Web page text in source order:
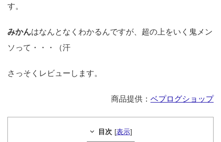
す。
みかんはなんとなくわかるんですが、超の上をいく鬼メン
ソって・・・（汗
さっそくレビューします。
商品提供： ベプログショップ
目次 [表示]